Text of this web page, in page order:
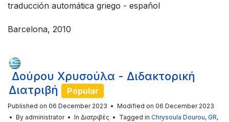
traducción automática griego - español
Barcelona, 2010
Δούρου Χρυσούλα - Διδακτορική
Διατριβή
Popular
Published on 06 December 2023
Modified on 06 December 2023
By administrator In Διατριβές Tagged in Chrysoula Dourou, GR,